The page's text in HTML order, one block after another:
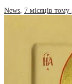
News 7 місяців тому